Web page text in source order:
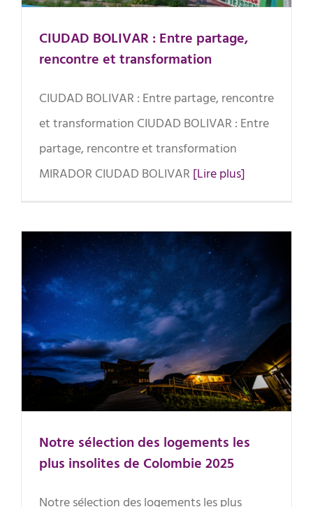
CIUDAD BOLIVAR : Entre partage,
rencontre et transformation
CIUDAD BOLIVAR : Entre partage, rencontre
et transformation CIUDAD BOLIVAR : Entre
partage, rencontre et transformation
MIRADOR CIUDAD BOLIVAR [Lire plus]
Notre sélection des logements les
plus insolites de Colombie 2025
Notre sélection des logements les
plus insolites de Colombie 2025
Notre sélection des logements les plus